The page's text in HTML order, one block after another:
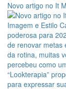
Novo artigo no It